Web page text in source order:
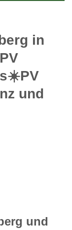
in
und
und